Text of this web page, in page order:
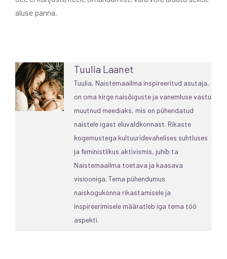
aluse panna.
Tuulia Laanet
Tuulia, Naistemaailma inspireeritud asutaja,
on oma kirge naisõiguste ja vanemluse vastu
muutnud meediaks, mis on pühendatud
naistele igast eluvaldkonnast. Rikaste
kogemustega kultuuridevahelises suhtluses
ja feministlikus aktivismis, juhib ta
Naistemaailma toetava ja kaasava
visiooniga. Tema pühendumus
naiskogukonna rikastamisele ja
inspireerimisele määratleb iga tema töö
aspekti.